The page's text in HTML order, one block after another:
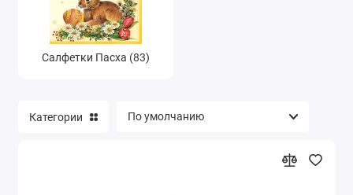
Салфетки Пасха (83)
Категории